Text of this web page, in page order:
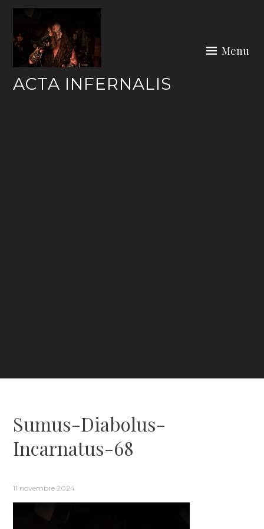
Skip
content
ACTA INFERNALIS
Menu
Sumus-Diabolus-
Incarnatus-68
11 novembre 2024